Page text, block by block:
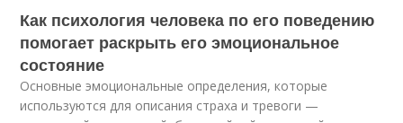
Как психология человека по его поведению
помогает раскрыть его эмоциональное
состояние
Основные эмоциональные определения, которые
используются для описания страха и тревоги —